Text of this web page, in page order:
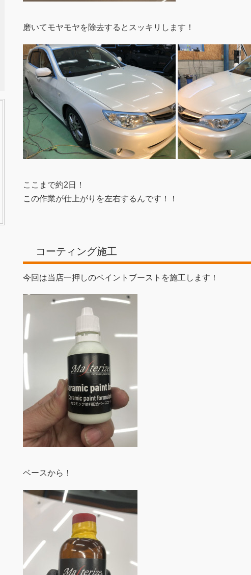
磨いてモヤモヤを除去するとスッキリします！
ここまで約2日！
この作業が仕上がりを左右するんです！！
コーティング施工
今回は当店一押しのペイントブーストを施工します！
ベースから！